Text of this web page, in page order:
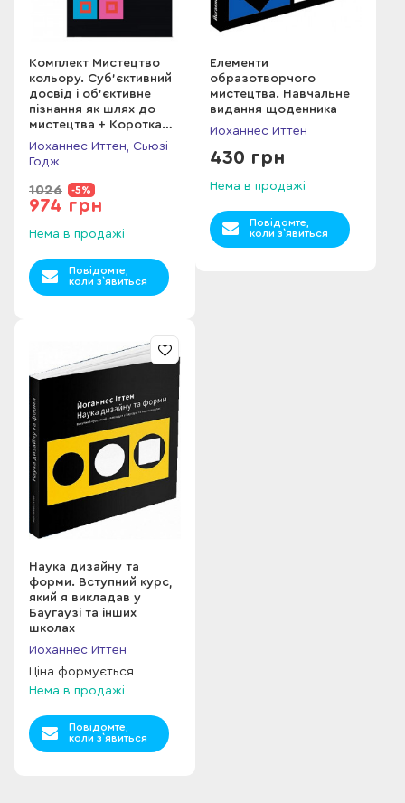
Комплект Мистецтво
кольору. Суб’єктивний
досвід і об’єктивне
пізнання як шлях до
мистецтва + Коротка
історія мистецтва
Иоханнес Иттен, Сьюзі
Годж
1026 -5%
974 грн
Нема в продажі
Повідомте,
коли з`явиться
Елементи
образотворчого
мистецтва. Навчальне
видання щоденника
Иоханнес Иттен
430 грн
Нема в продажі
Повідомте,
коли з`явиться
Наука дизайну та
форми. Вступний курс,
який я викладав у
Баугаузі та інших
школах
Иоханнес Иттен
Ціна формується
Нема в продажі
Повідомте,
коли з`явиться